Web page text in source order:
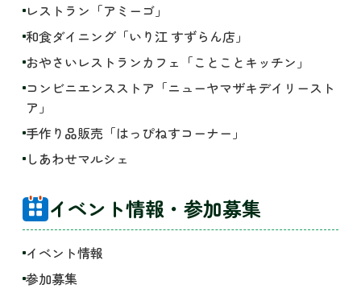
レストラン「アミーゴ」
和食ダイニング「いり江 すずらん店」
おやさいレストランカフェ「ことことキッチン」
コンビニエンスストア「ニューヤマザキデイリースト
ア」
手作り品販売「はっぴねすコーナー」
しあわせマルシェ
イベント情報・参加募集
イベント情報
参加募集